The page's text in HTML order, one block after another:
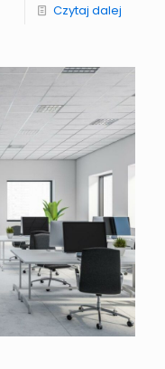
Czytaj dalej